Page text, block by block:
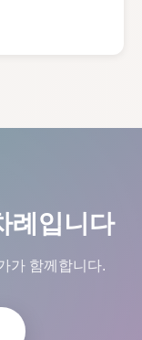
례입니다
가 함께합니다.